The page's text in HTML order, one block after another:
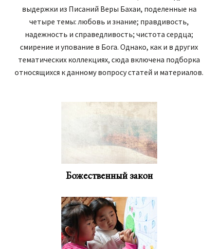
выдержки из Писаний Веры Бахаи, поделенные на
четыре темы: любовь и знание; правдивость,
надежность и справедливость; чистота сердца;
смирение и упование в Бога. Однако, как и в других
тематических коллекциях, сюда включена подборка
относящихся к данному вопросу статей и материалов.
Божественный закон